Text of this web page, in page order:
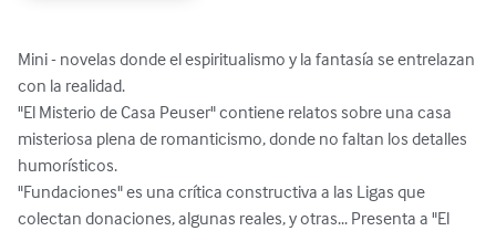
Mini - novelas donde el espiritualismo y la fantasía se entrelazan
con la realidad.
"El Misterio de Casa Peuser" contiene relatos sobre una casa
misteriosa plena de romanticismo, donde no faltan los detalles
humorísticos.
"Fundaciones" es una crítica constructiva a las Ligas que
colectan donaciones, algunas reales, y otras... Presenta a "El